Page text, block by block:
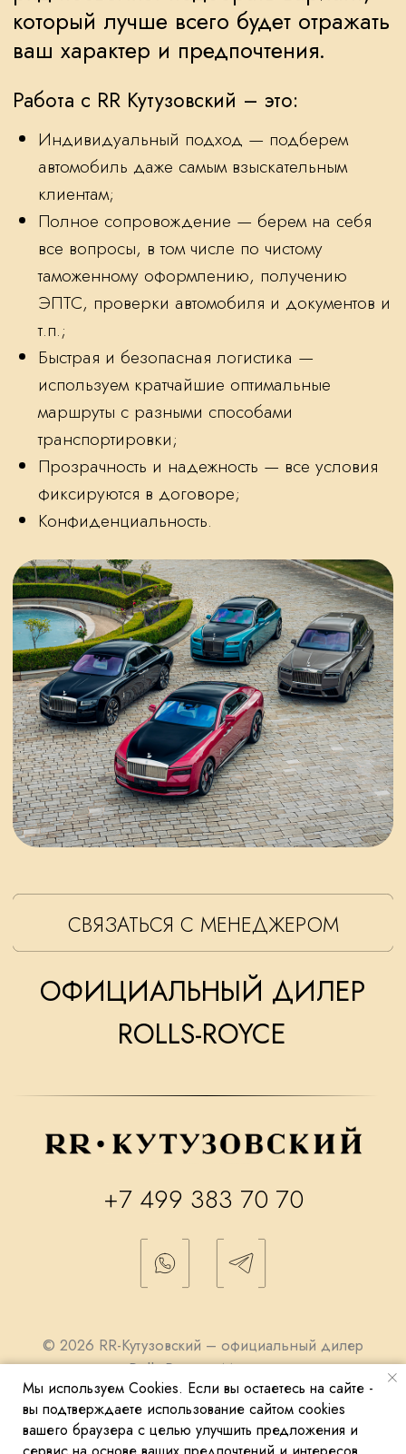
Мы используем Cookies. Если вы остаетесь на сайте -
вы подтверждаете использование сайтом cookies
вашего браузера с целью улучшить предложения и
СВЯЗАТЬСЯ С МЕНЕДЖЕРОМ
ОФИЦИАЛЬНЫЙ ДИЛЕР
ROLLS-ROYCE
© 2026 RR-Кутузовский – официальный дилер
Rolls-Royce в Москве.
Политика конфиденциальности
Сайт сделал Riteweb.ru